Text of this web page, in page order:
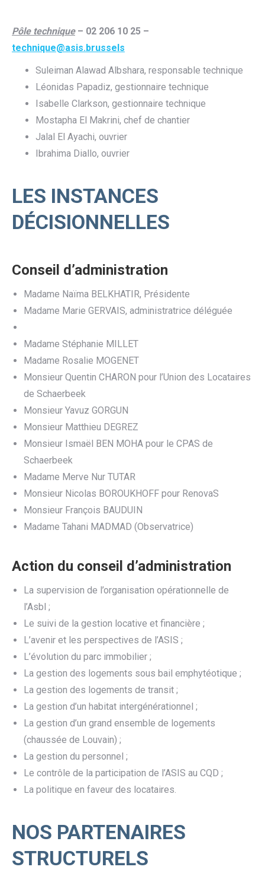
Pôle technique– 02 206 10 25 –
technique@asis.brussels
Suleiman Alawad Albshara, responsable technique
Léonidas Papadiz, gestionnaire technique
Isabelle Clarkson, gestionnaire technique
Mostapha El Makrini, chef de chantier
Jalal El Ayachi, ouvrier
Ibrahima Diallo, ouvrier
LES INSTANCES
DÉCISIONNELLES
Conseil d’administration
Madame Naïma BELKHATIR, Présidente
Madame Marie GERVAIS, administratrice déléguée
Madame Stéphanie MILLET
Madame Rosalie MOGENET
Monsieur Quentin CHARON pour l’Union des Locataires
de Schaerbeek
Monsieur Yavuz GORGUN
Monsieur Matthieu DEGREZ
Monsieur Ismaël BEN MOHA pour le CPAS de
Schaerbeek
Madame Merve Nur TUTAR
Monsieur Nicolas BOROUKHOFF pour RenovaS
Monsieur François BAUDUIN
Madame Tahani MADMAD (Observatrice)
Action du conseil d’administration
La supervision de l’organisation opérationnelle de
l’Asbl ;
Le suivi de la gestion locative et financière ;
L’avenir et les perspectives de l’ASIS ;
L’évolution du parc immobilier ;
La gestion des logements sous bail emphytéotique ;
La gestion des logements de transit ;
La gestion d’un habitat intergénérationnel ;
La gestion d’un grand ensemble de logements
(chaussée de Louvain) ;
La gestion du personnel ;
Le contrôle de la participation de l’ASIS au CQD ;
La politique en faveur des locataires.
NOS PARTENAIRES
STRUCTURELS